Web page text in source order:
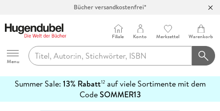
Bücher versandkostenfrei*
Abholung in über 100 Filialen
Hugendubel
Menu
Filiale Konto Merkzettel Warenkorb
Summer Sale: 13% Rabatt12auf viele Sortimente mit dem
CodeSOMMER13
erfahren